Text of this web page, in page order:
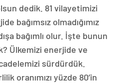
dedik. 81 vilayetimizi
bağımsız olmadığımız
bağımlı olur. İşte bunun
Ülkemizi enerjide ve
sürdürdük.
oranımızı yüzde 80’in